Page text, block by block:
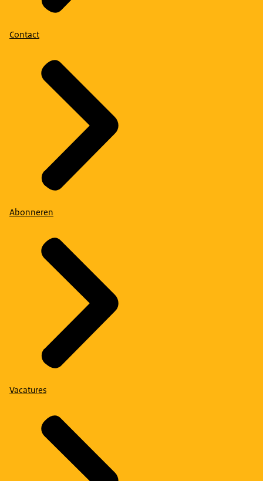
Contact
Abonneren
Vacatures